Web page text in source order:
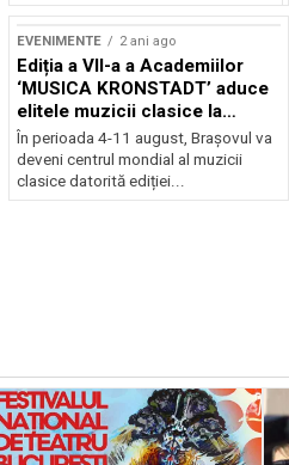
EVENIMENTE 2 ani ago
Ediția a VII-a a Academiilor
‘MUSICA KRONSTADT’ aduce
elitele muzicii clasice la
Brașov
În perioada 4-11 august, Brașovul va
deveni centrul mondial al muzicii
clasice datorită ediției...